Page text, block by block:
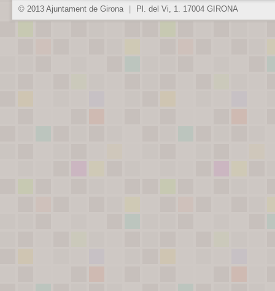
© 2013 Ajuntament de Girona Pl. del Vi, 1. 17004 GIRONA